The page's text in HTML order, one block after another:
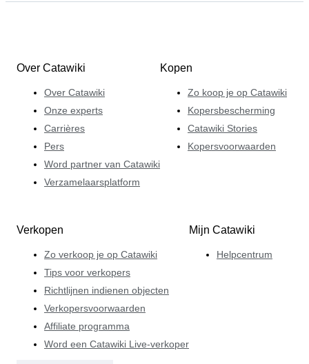
Over Catawiki
Over Catawiki
Onze experts
Carrières
Pers
Word partner van Catawiki
Verzamelaarsplatform
Kopen
Zo koop je op Catawiki
Kopersbescherming
Catawiki Stories
Kopersvoorwaarden
Verkopen
Zo verkoop je op Catawiki
Tips voor verkopers
Richtlijnen indienen objecten
Verkopersvoorwaarden
Affiliate programma
Word een Catawiki Live-verkoper
Mijn Catawiki
Helpcentrum